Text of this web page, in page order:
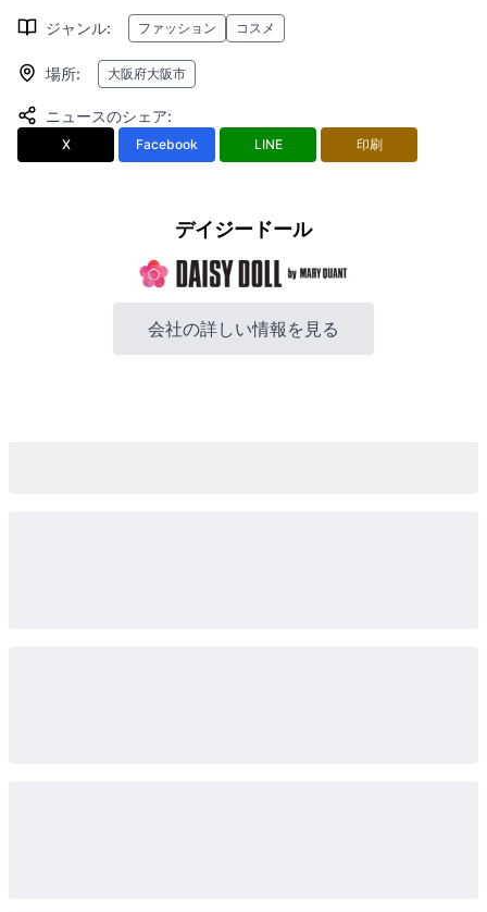
ジャンル: ファッション コスメ
場所: 大阪府大阪市
ニュースのシェア:
X Facebook LINE 印刷
デイジードール
会社の詳しい情報を見る